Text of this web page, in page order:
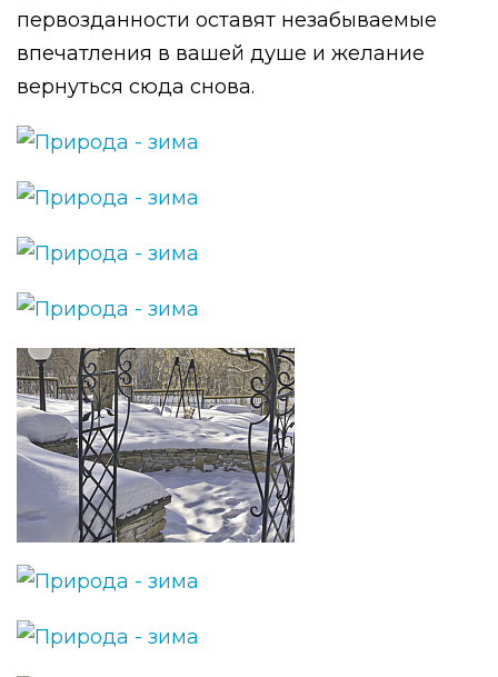
первозданности оставят незабываемые
впечатления в вашей душе и желание
вернуться сюда снова.